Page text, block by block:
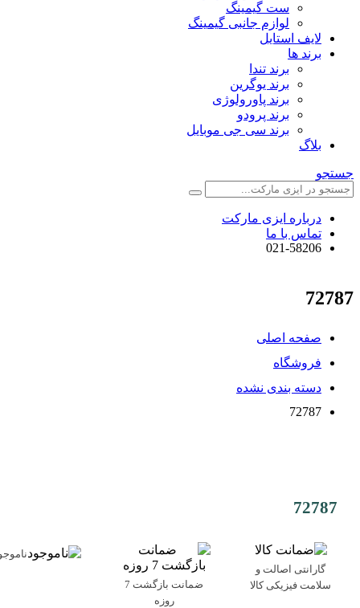
ست گیمینگ
لوازم جانبی گیمینگ
لایف استایل
برند ها
برند تندا
برند یوگرین
برند پاورولوژی
برند پرودو
برند سی جی موبایل
بلاگ
جستجو
درباره ایزی مارکت
تماس با ما
021-58206
72787
صفحه اصلی
فروشگاه
دسته بندی نشده
72787
72787
گارانتی اصالت و
سلامت فیزیکی کالا
ضمانت بازگشت 7
روزه